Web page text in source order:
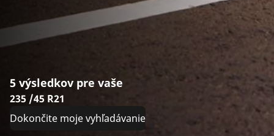
5 výsledkov pre vaše
235 /45 R21
Dokončite moje vyhľadávanie